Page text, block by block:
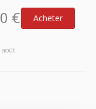
sa substance, elle
€ Acheter
août